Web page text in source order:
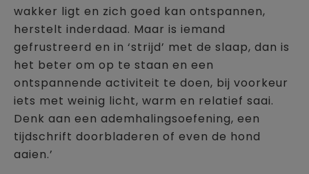
wakker ligt en zich goed kan ontspannen,
herstelt inderdaad. Maar is iemand
gefrustreerd en in ‘strijd’ met de slaap, dan is
het beter om op te staan en een
ontspannende activiteit te doen, bij voorkeur
iets met weinig licht, warm en relatief saai.
Denk aan een ademhalingsoefening, een
tijdschrift doorbladeren of even de hond
aaien.’